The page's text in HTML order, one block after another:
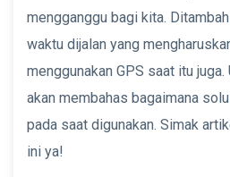
mengganggu bagi kita.
waktu dijalan yang
menggunakan GPS saat itu
akan membahas bagaimana
pada saat digunakan. Simak
ini ya!